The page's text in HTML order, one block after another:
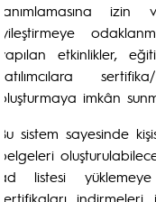
izin
etkinlikler,
imkân
sistem sayesinde
listesi yüklemeye